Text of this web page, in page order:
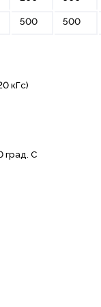
500 500
кГс)
град. С